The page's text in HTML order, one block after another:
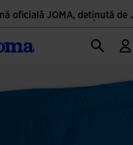
oficială JOMA, deținută de